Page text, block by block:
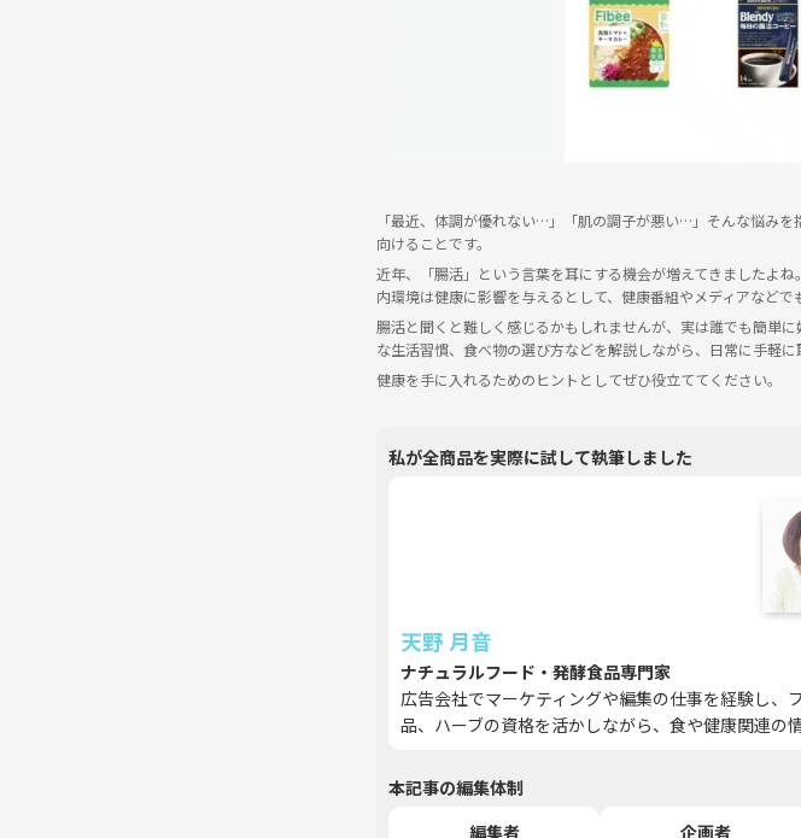
「最近、体調が優れない…」「肌の調子が悪い…」そんな悩み
向けることです。
近年、「腸活」という言葉を耳にする機会が増えてきましたよ
内環境は健康に影響を与えるとして、健康番組やメディアなどで
腸活と聞くと難しく感じるかもしれませんが、実は誰でも簡単
な生活習慣、食べ物の選び方などを解説しながら、日常に手軽
健康を手に入れるためのヒントとしてぜひ役立ててください。
私が全商品を実際に試して執筆しました
天野 月音
ナチュラルフード・発酵食品専門家
広告会社でマーケティングや編集の仕事を経験し、
品、ハーブの資格を活かしながら、食や健康関連の
本記事の編集体制
編集者
企画者